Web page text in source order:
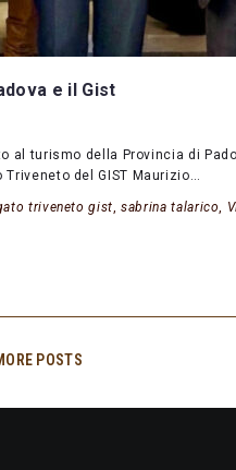
e il Gist
al turismo della Provincia di
del GIST Maurizio…
triveneto gist,sabrina talarico,
POSTS